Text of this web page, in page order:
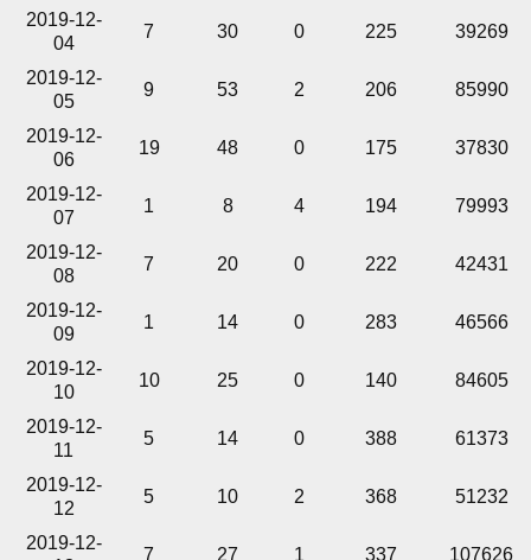
2019-12-
04
7 30 0 225 39269
2019-12-
05
9 53 2 206 85990
2019-12-
06
19 48 0 175 37830
2019-12-
07
1 8 4 194 79993
2019-12-
08
7 20 0 222 42431
2019-12-
09
1 14 0 283 46566
2019-12-
10
10 25 0 140 84605
2019-12-
11
5 14 0 388 61373
2019-12-
12
5 10 2 368 51232
2019-12-
7 27 1 337 107626